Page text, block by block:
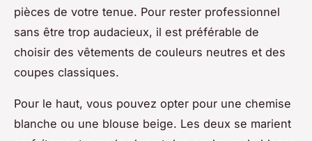
pièces de votre tenue. Pour rester professionnel
sans être trop audacieux, il est préférable de
choisir des vêtements de couleurs neutres et des
coupes classiques.
Pour le haut, vous pouvez opter pour une chemise
blanche ou une blouse beige. Les deux se marient